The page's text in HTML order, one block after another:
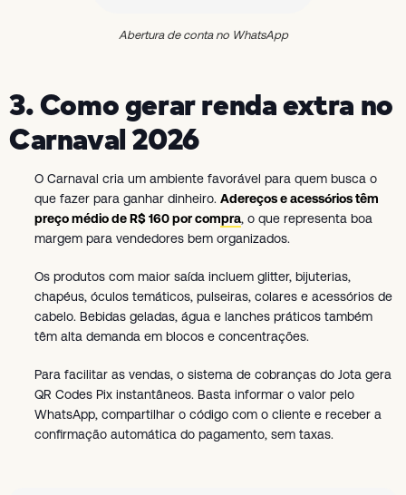
Abertura de conta no WhatsApp
3. Como gerar renda extra no
Carnaval 2026
O Carnaval cria um ambiente favorável para quem busca o
que fazer para ganhar dinheiro. Adereços e acessórios têm
preço médio de R$ 160 por compra, o que representa boa
margem para vendedores bem organizados.
Os produtos com maior saída incluem glitter, bijuterias,
chapéus, óculos temáticos, pulseiras, colares e acessórios de
cabelo. Bebidas geladas, água e lanches práticos também
têm alta demanda em blocos e concentrações.
Para facilitar as vendas, o sistema de cobranças do Jota gera
QR Codes Pix instantâneos. Basta informar o valor pelo
WhatsApp, compartilhar o código com o cliente e receber a
confirmação automática do pagamento, sem taxas.